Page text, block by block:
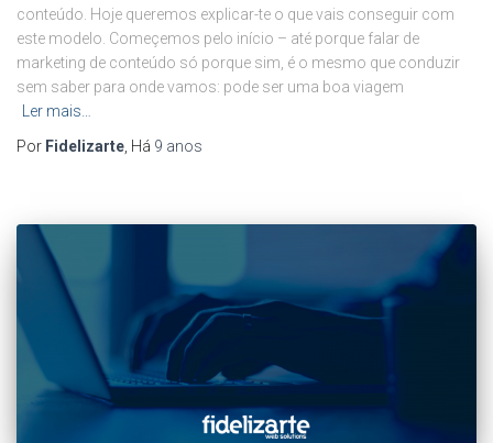
conteúdo. Hoje queremos explicar-te o que vais conseguir com
este modelo. Começemos pelo início – até porque falar de
marketing de conteúdo só porque sim, é o mesmo que conduzir
sem saber para onde vamos: pode ser uma boa viagem
Ler mais…
Por Fidelizarte , Há 9 anos